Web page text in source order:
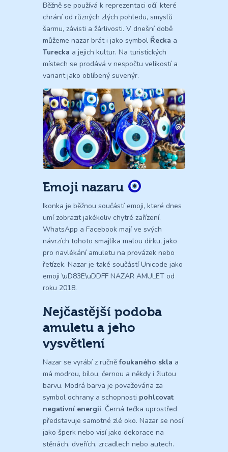
Běžně se používá k reprezentaci očí, které
chrání od různých zlých pohledu, smyslů
šarmu, závisti a žárlivosti. V dnešní době
můžeme nazar brát i jako symbol Řecka a
Turecka a jejich kultur. Na turistických
místech se prodává v nespočtu velikostí a
variant jako oblíbený suvenýr.
Emoji nazaru
Ikonka je běžnou součástí emoji, které dnes
umí zobrazit jakékoliv chytré zařízení.
WhatsApp a Facebook mají ve svých
návrzích tohoto smajlíka malou dírku, jako
pro navlékání amuletu na provázek nebo
řetízek. Nazar je také součástí Unicode jako
emoji \uD83E\uDDFF NAZAR AMULET od
roku 2018.
Nejčastější podoba
amuletu a jeho
vysvětlení
Nazar se vyrábí z ručněfoukaného skla a
má modrou, bílou, černou a někdy i žlutou
barvu. Modrá barva je považována za
symbol ochrany a schopnosti pohlcovat
negativní energii. Černá tečka uprostřed
představuje samotné zlé oko. Nazar se nosí
jako šperk nebo visí jako dekorace na
stěnách, dveřích, zrcadlech nebo autech.